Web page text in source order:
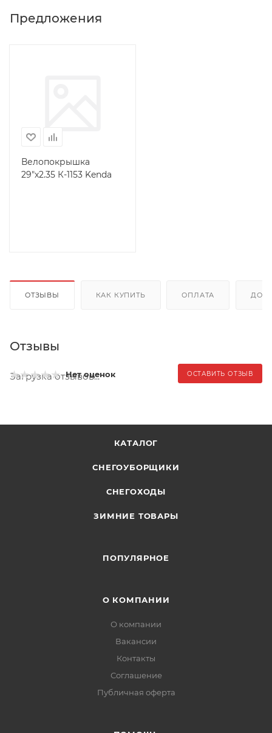
Предложения
Велопокрышка
29"х2.35 К-1153 Kenda
ОТЗЫВЫ КАК КУПИТЬ ОПЛАТА
Отзывы
Нет оценок ОСТАВИТЬ ОТЗЫВ
Загрузка отзывов...
КАТАЛОГ
СНЕГОУБОРЩИКИ
СНЕГОХОДЫ
ЗИМНИЕ ТОВАРЫ
ПОПУЛЯРНОЕ
О КОМПАНИИ
О компании
Вакансии
Контакты
Соглашение
Публичная оферта